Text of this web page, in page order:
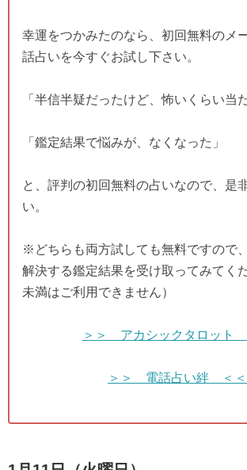
幸運をつかみたのなら、初回無料のメ
話占いを今すぐお試し下さい。
「半信半疑だったけど、怖いくらい当
「鑑定結果で悩みが、なくなった」
と、評判の初回無料の占いなので、是
い。
※どちらも両方試しても無料ですので
解決する鑑定結果を受け取ってみてく
未満はご利用できません）
＞＞ アカシックタロット
＞＞ 電話占い絆 ＜＜